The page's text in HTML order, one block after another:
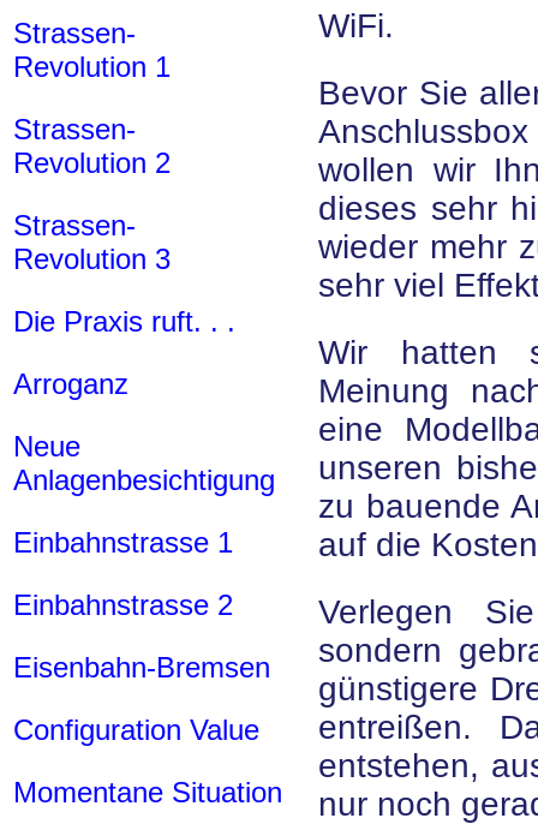
Strassen-
Revolution 1
Strassen-
Revolution 2
Strassen-
Revolution 3
Die Praxis ruft. . .
Arroganz
Neue
Anlagenbesichtigung
Einbahnstrasse 1
Einbahnstrasse 2
Eisenbahn-Bremsen
Configuration Value
Momentane Situation
WiFi.
Bevor Sie
wollen wir
dieses sehr
wieder mehr
sehr viel
Wir hatten
Meinung
eine
unseren
zu bauende
auf die
Verlegen
sondern
günstigere
entreißen.
entstehen,
nur noch